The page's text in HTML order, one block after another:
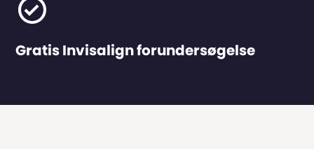
Gratis Invisalign forundersøgelse